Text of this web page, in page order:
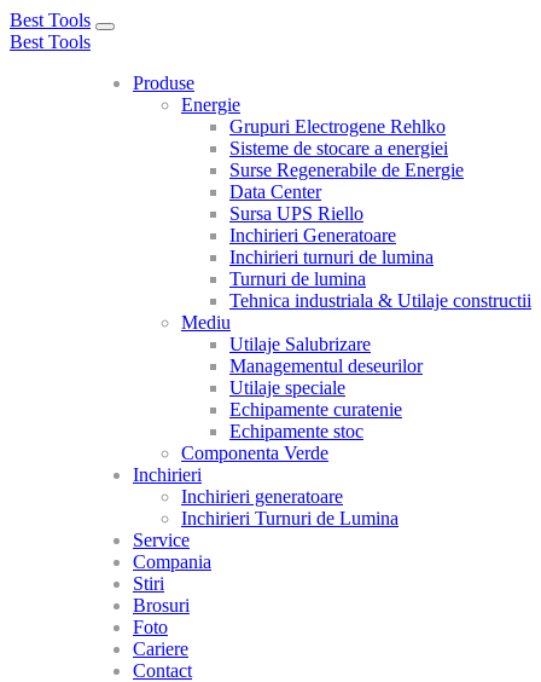
Best Tools
Toggle
Best Tools
Produse
Energie
Grupuri Electrogene Rehlko
Sisteme de stocare a energiei
Surse Regenerabile de Energie
Data Center
Sursa UPS Riello
Inchirieri Generatoare
Inchirieri turnuri de lumina
Turnuri de lumina
Tehnica industriala & Utilaje constructii
Mediu
Utilaje Salubrizare
Managementul deseurilor
Utilaje speciale
Echipamente curatenie
Echipamente stoc
Componenta Verde
Inchirieri
Inchirieri generatoare
Inchirieri Turnuri de Lumina
Service
Compania
Stiri
Brosuri
Foto
Cariere
Contact